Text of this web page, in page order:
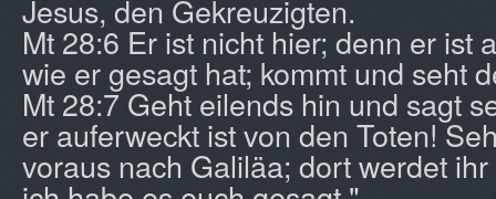
Jesus, den Gekreuzigten.
Mt 28:6 Er ist nicht hier; denn er ist
wie er gesagt hat; kommt und seht
Mt 28:7 Geht eilends hin und sagt
er auferweckt ist von den Toten!
voraus nach Galiläa; dort werdet